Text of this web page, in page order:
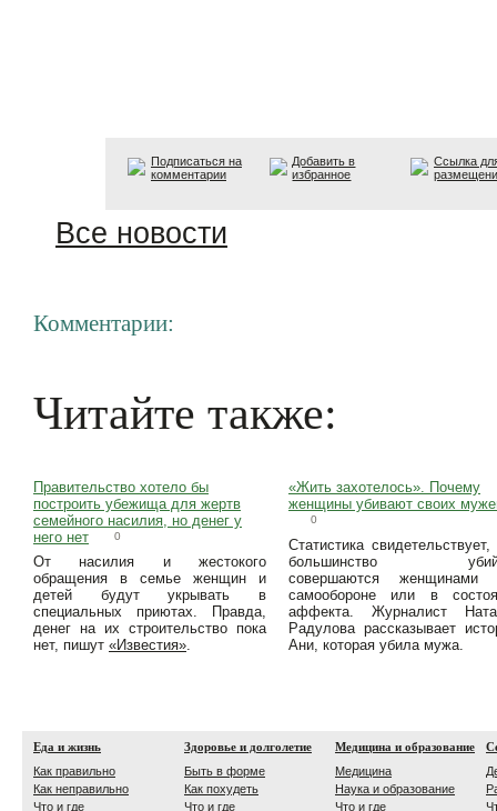
Подписаться на
комментарии
Добавить в
избранное
Ссылка
Все новости
Комментарии:
Читайте также:
Правительство хотело бы
построить убежища для жертв
семейного насилия, но денег у
него нет
0
От насилия и жестокого
обращения в семье женщин и
детей будут укрывать в
специальных приютах. Правда,
денег на их строительство пока
нет, пишут «Известия».
«Жить захотелось». Почему
женщины убивают своих
0
Статистика свидетельствует,
большинство
совершаются женщинами
самообороне или в
аффекта. Журналист
Радулова рассказывает
Ани, которая убила мужа.
Еда и жизнь
Как правильно
Как неправильно
Что и где
Здоровье и долголетие
Быть в форме
Как похудеть
Что и где
Медицина и образование
Медицина
Наука и образование
Что и где